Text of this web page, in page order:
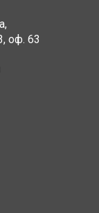
,
оф. 63